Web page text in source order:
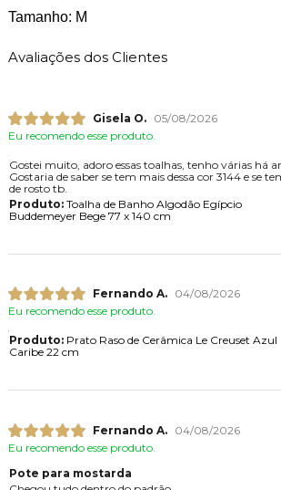
Tamanho: M
Avaliações dos Clientes
Gisela O.
05/08/2026
Eu recomendo esse produto.
Gostei muito, adoro essas toalhas, tenho várias há
Gostaria de saber se tem mais dessa cor 3144 e se
de rosto tb.
Produto:Toalha de Banho Algodão Egípcio
Buddemeyer Bege 77 x 140 cm
Fernando A.
04/08/2026
Eu recomendo esse produto.
Produto:Prato Raso de Cerâmica Le Creuset Azul
Caribe 22 cm
Fernando A.
04/08/2026
Eu recomendo esse produto.
Pote para mostarda